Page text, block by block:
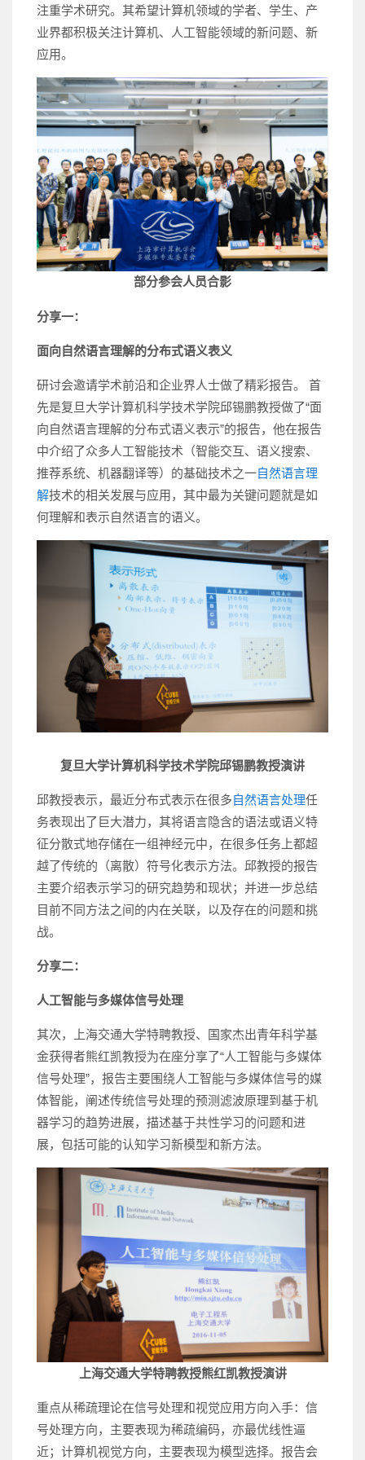
注重学术研究。其希望计算机领域的学者、学生、产
业界都积极关注计算机、人工智能领域的新问题、新
应用。
部分参会人员合影
分享一：
面向自然语言理解的分布式语义表义
研讨会邀请学术前沿和企业界人士做了精彩报告。 首
先是复旦大学计算机科学技术学院邱锡鹏教授做了“面
向自然语言理解的分布式语义表示”的报告，他在报告
中介绍了众多人工智能技术（智能交互、语义搜索、
推荐系统、机器翻译等）的基础技术之一自然语言理
解技术的相关发展与应用，其中最为关键问题就是如
何理解和表示自然语言的语义。
复旦大学计算机科学技术学院邱锡鹏教授演讲
邱教授表示，最近分布式表示在很多自然语言处理任
务表现出了巨大潜力，其将语言隐含的语法或语义特
征分散式地存储在一组神经元中，在很多任务上都超
越了传统的（离散）符号化表示方法。邱教授的报告
主要介绍表示学习的研究趋势和现状；并进一步总结
目前不同方法之间的内在关联，以及存在的问题和挑
战。
分享二：
人工智能与多媒体信号处理
其次，上海交通大学特聘教授、国家杰出青年科学基
金获得者熊红凯教授为在座分享了“人工智能与多媒体
信号处理”，报告主要围绕人工智能与多媒体信号的媒
体智能，阐述传统信号处理的预测滤波原理到基于机
器学习的趋势进展，描述基于共性学习的问题和进
展，包括可能的认知学习新模型和新方法。
上海交通大学特聘教授熊红凯教授演讲
重点从稀疏理论在信号处理和视觉应用方向入手：信
号处理方向，主要表现为稀疏编码，亦最优线性逼
近；计算机视觉方向，主要表现为模型选择。报告会